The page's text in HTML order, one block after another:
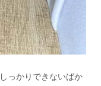
っかりできないばか